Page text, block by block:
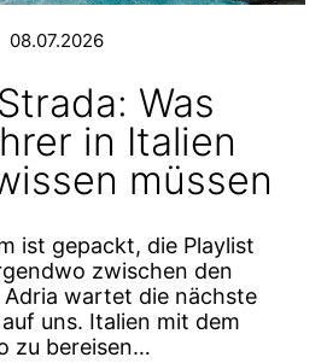
08.07.2026
Was
in Italien
müssen
ist gepackt, die Playlist
zwischen den
Adria wartet die nächste
uns. Italien mit dem
zu bereisen…